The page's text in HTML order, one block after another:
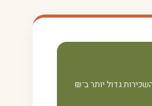
השכירות גדול יותר ב־₪